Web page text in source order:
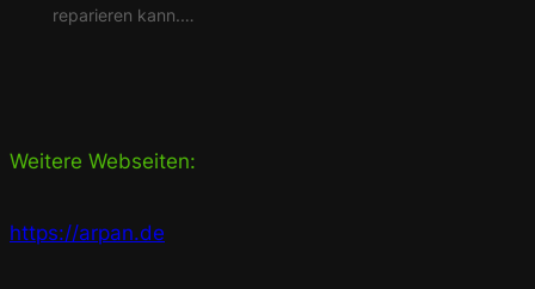
reparieren kann.…
Weitere Webseiten:
https://arpan.de